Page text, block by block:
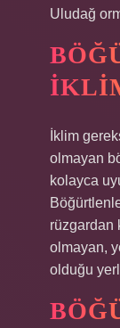
Uludağ
İklim
olmayan
kolayca
rüzgardan
olmayan,
olduğu